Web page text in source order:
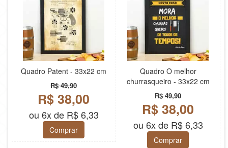
Quadro Patent - 33x22 cm
R$ 49,90
R$ 38,00
ou 6x de R$ 6,33
Comprar
Quadro O melhor
churrasqueiro - 33x22 cm
R$ 49,90
R$ 38,00
ou 6x de R$ 6,33
Comprar